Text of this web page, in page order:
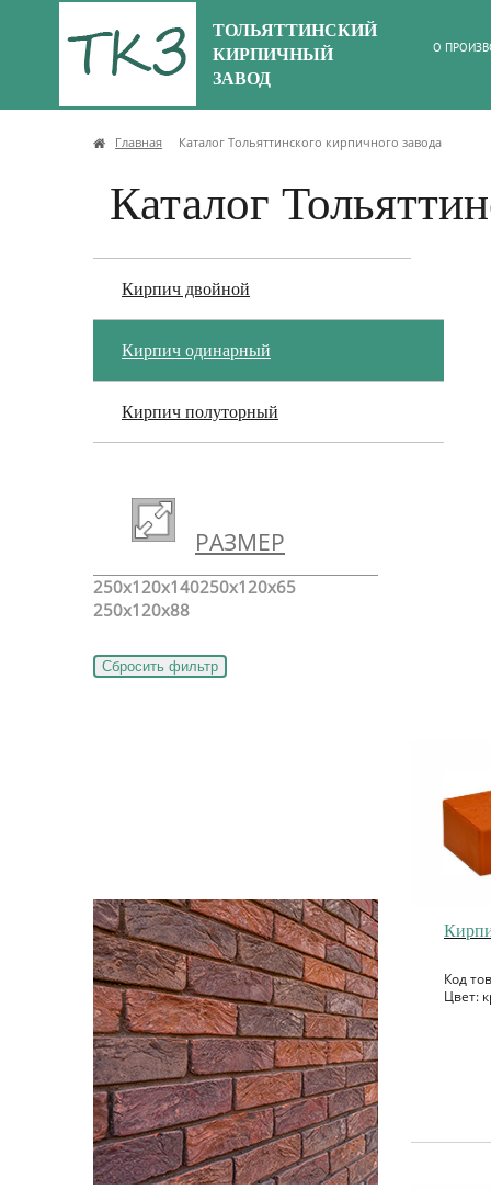
ТОЛЬЯТТИНСКИЙ
КИРПИЧНЫЙ
ЗАВОД
О
Главная Каталог Тольяттинского кирпичного завода
Каталог
Кирпич двойной
Кирпич одинарный
Кирпич полуторный
РАЗМЕР
250x120x140250x120x65
250x120x88
Код
Цвет: